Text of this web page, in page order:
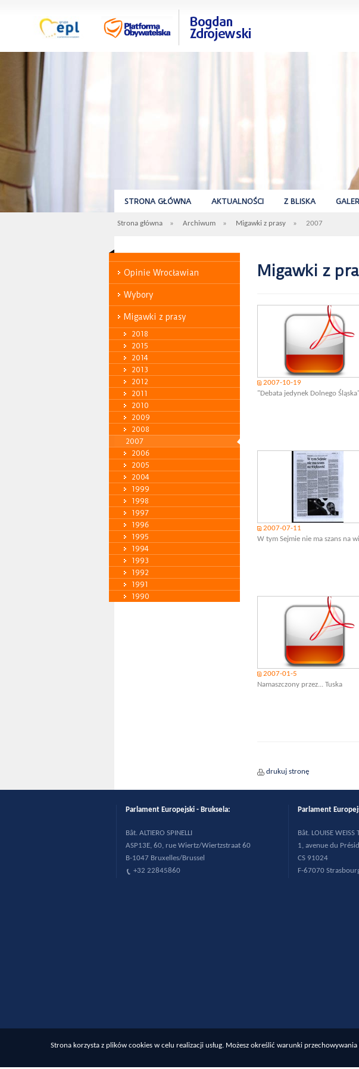
STRONA GŁÓWNA AKTUALNOŚCI Z BLISKA
Strona główna » Archiwum » Migawki z prasy » 2007
Opinie Wrocławian
Wybory
Migawki z prasy
2018
2015
2014
2013
2012
2011
2010
2009
2008
2007
2006
2005
2004
1999
1998
1997
1996
1995
1994
1993
1992
1991
1990
Migawki z
2007-10-19
"Debata jedynek Dolnego
2007-07-11
W tym Sejmie nie ma szans na
2007-01-5
Namaszczony przez... Tuska
drukuj stronę
Strona korzysta z plików cookies w celu realizacji usług. Możesz określić warunki
Parlament Europejski - Bruksela:
Bât. ALTIERO SPINELLI
ASP13E, 60, rue Wiertz/Wiertzstraat 60
B-1047 Bruxelles/Brussel
+32 22845860
Parlament
Bât. LOUISE WEISS
1, avenue du Pr
CS 91024
F-67070